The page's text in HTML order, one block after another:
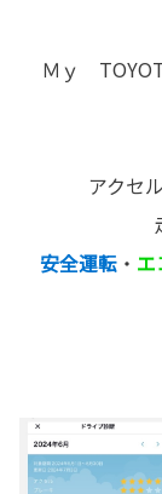
Ｍｙ
アクセ
安全運転 ・ エ